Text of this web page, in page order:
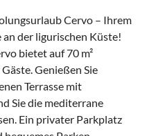
Cervo – Ihrem
an der ligurischen Küste!
bietet auf 70 m²
Genießen Sie
Terrasse mit
Sie die mediterrane
Ein privater Parkplatz